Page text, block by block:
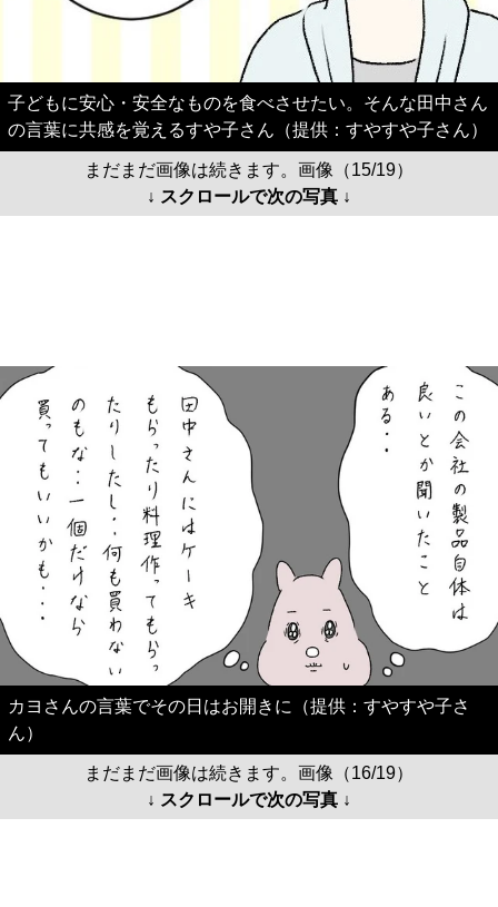
子どもに安心・安全なものを食べさせたい。そんな田中さん
の言葉に共感を覚えるすや子さん（提供：すやすや子さん）
まだまだ画像は続きます。画像（15/19）
↓ スクロールで次の写真 ↓
カヨさんの言葉でその日はお開きに（提供：すやすや子さ
ん）
まだまだ画像は続きます。画像（16/19）
↓ スクロールで次の写真 ↓